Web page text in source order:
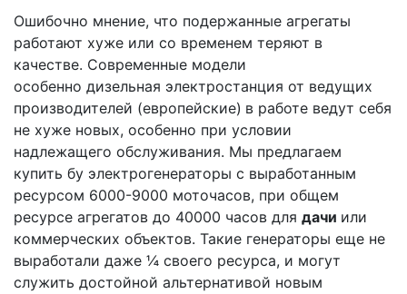
Ошибочно мнение, что подержанные агрегаты
работают хуже или со временем теряют в
качестве. Современные модели
особенно дизельная электростанция от ведущих
производителей (европейские) в работе ведут себя
не хуже новых, особенно при условии
надлежащего обслуживания. Мы предлагаем
купить бу электрогенераторы с выработанным
ресурсом 6000-9000 моточасов, при общем
ресурсе агрегатов до 40000 часов для дачи или
коммерческих объектов. Такие генераторы еще не
выработали даже ¼ своего ресурса, и могут
служить достойной альтернативой новым